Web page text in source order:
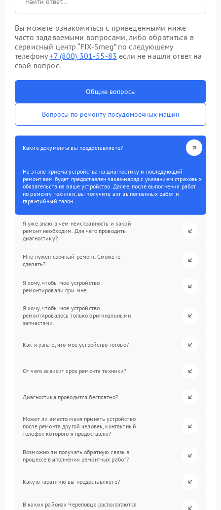
Вы можете ознакомиться с приведенными ниже
часто задаваемыми вопросами, либо обратиться в
сервисный центр “FIX-Smeg” по следующему
телефону+7 (800) 301-55-83 если не нашли ответ на
свой вопрос.
Общие вопросы
Вопросы по ремонту посудомоечных машин
Какие документы вы предоставляете?
На этапе приема устройства на диагностику и последующий
ремонт вам будет предоставлен заказ-наряд с указанием страховых
обязательств на ваше устройство. Далее, после выполнения работ
по ремонту техники, вы получите акт выполненных работ и
гарантийный талон.
Я уже знаю в чем неисправность и какой
ремонт необходим. Для чего проводить
диагностику?
Мне нужен срочный ремонт. Сможете
сделать?
Я хочу, чтобы мое устройство
ремонтировали при мне.
Я хочу, чтобы мое устройство
ремонтировалось только оригинальными
запчастями.
Как я узнаю, что мое устройство готово?
От чего зависит срок ремонта техники?
Диагностика проводится бесплатно?
Может ли вместо меня принять устройство
после ремонта другой человек, контактный
телефон которого я предоставлю?
Возможно ли получать обратную связь в
процессе выполнения ремонтных работ?
Какую гарантию вы предоставляете?
В каких районах Череповца располагаются